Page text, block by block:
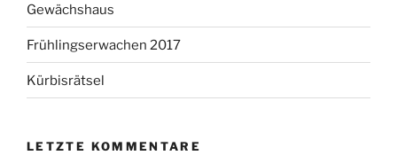
Gewächshaus
Frühlingserwachen 2017
Kürbisrätsel
LETZTE KOMMENTARE